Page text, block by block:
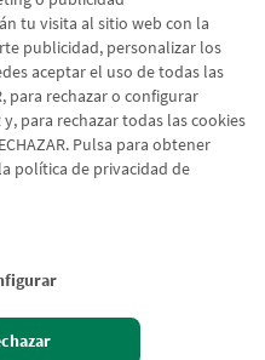
tu visita al sitio web con la
publicidad, personalizar los
aceptar el uso de todas las
para rechazar o configurar
para rechazar todas las cookies
Pulsa para obtener
la política de privacidad de